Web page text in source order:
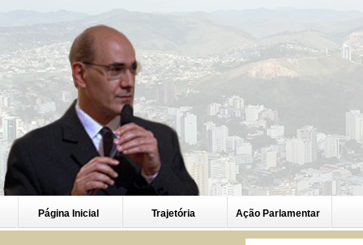
Página Inicial Trajetória Ação Parlamentar